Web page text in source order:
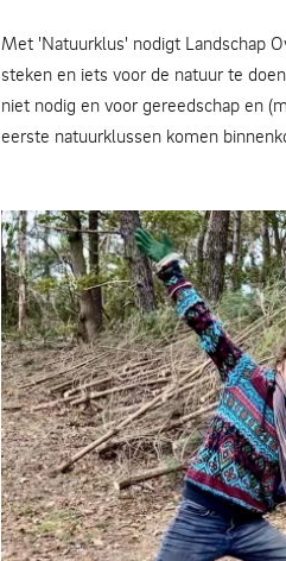
Met 'Natuurklus' nodigt Landschap
steken en iets voor de natuur te
niet nodig en voor gereedschap en
eerste natuurklussen komen